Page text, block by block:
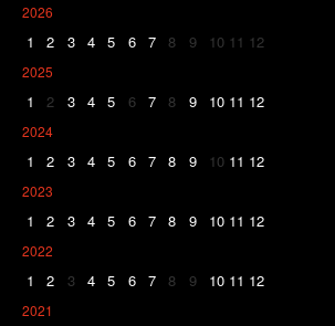
2026
1 2 3 4 5 6 7 8 9 10 11 12
2025
1 2 3 4 5 6 7 8 9 10 11 12
2024
1 2 3 4 5 6 7 8 9 10 11 12
2023
1 2 3 4 5 6 7 8 9 10 11 12
2022
1 2 3 4 5 6 7 8 9 10 11 12
2021